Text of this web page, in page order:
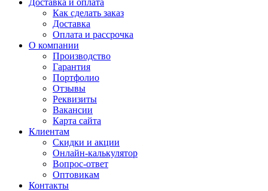
Доставка и оплата
Как сделать заказ
Доставка
Оплата и рассрочка
О компании
Производство
Гарантия
Портфолио
Отзывы
Реквизиты
Вакансии
Карта сайта
Клиентам
Скидки и акции
Онлайн-калькулятор
Вопрос-ответ
Оптовикам
Контакты